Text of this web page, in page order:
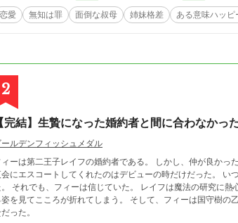
恋愛 無知は罪 面倒な叔母 姉妹格差 ある意味ハッピ
2
完結】生贄になった婚約者と間に合わなかっ
ルデンフィッシュメダル
ーは第二王子レイフの婚約者である。 しかし、仲が良かったのも今は昔。 レイフはフィーとのお茶会を
エスコートしてくれたのはデビューの時だけだった。 いつしか、レイフはフィーに嫌われていると噂がながれるようになっ
かし、ある夜会で研究室の同僚をエスコートしてい
てこころが折れてしまう。 そして、フィーは国守樹の乙女になることを決意する。 国守樹の乙女、それは樹に喰らわれる生
った。